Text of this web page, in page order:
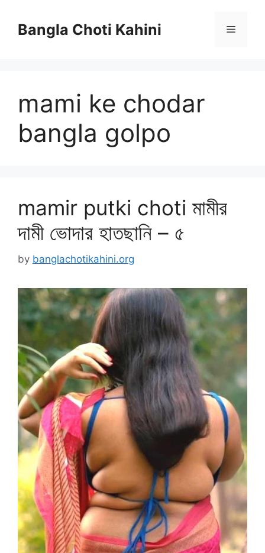
contentBangla Choti Kahini Menu
mami ke chodar
bangla golpo
mamir putki choti মামীর
দামী ভোদার হাতছানি – ৫
by banglachotikahini.org